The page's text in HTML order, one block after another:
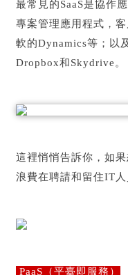
最常見的SaaS是協作
專案管理應用程式，
軟的Dynamics等；以
Dropbox和Skydrive。
這裡悄悄告訴你，如
浪費在聘請和留住IT人
PaaS（平臺即服務）